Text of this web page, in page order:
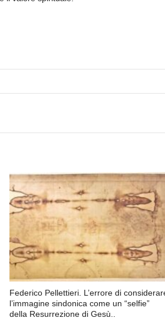
Federico Pellettieri. L’errore di
l’immagine sindonica come un “selfie”
della Resurrezione di Gesù..